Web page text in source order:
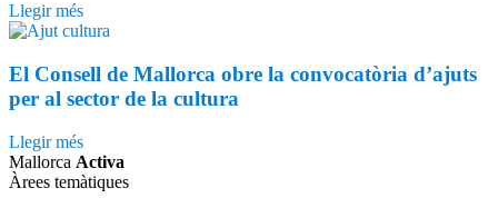
Llegir més
El Consell de Mallorca obre la convocatòria d’ajuts
per al sector de la cultura
Llegir més
Mallorca Activa
Àrees temàtiques